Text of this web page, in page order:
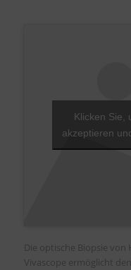
Klicken Sie,
akzeptieren
Die optische Biopsie
Vivascope ermöglicht